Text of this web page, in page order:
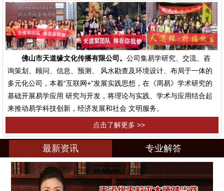
佛山市天道缘文化传播有限公司。 公司集易学研究、交流、咨
询策划、顾问、信息、预测、 风水勘查及环境设计、布局于一体的
多元化公司，本着“互联网+”发展实践思想，在《周易》学术研究的
基础开展易学应用 研究与开发，将理论与实践、学术与应用结合起
来推动易学科技创新，经济发展和社会 文明服务。
点击了解更多 >>
最新资讯 专业解答